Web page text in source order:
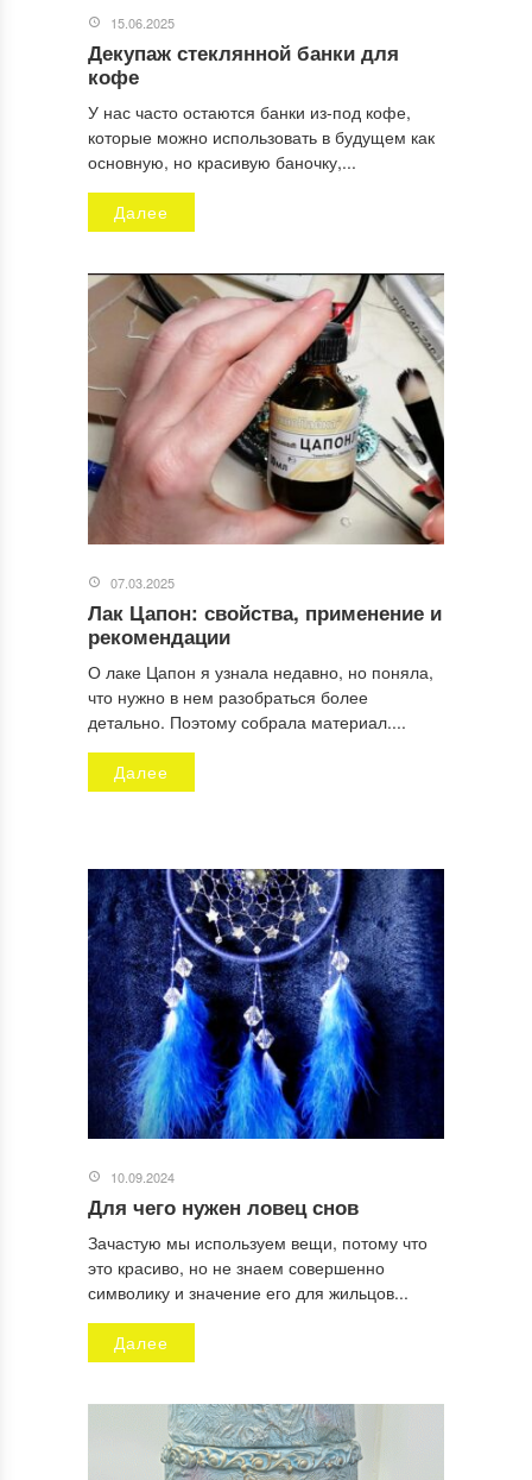
Отправляя заявку, Вы разрешаете сбор и обработку
персональных данных.Политика конфиденциальности
15.06.2025
Декупаж стеклянной банки для
кофе
У нас часто остаются банки из-под кофе,
которые можно использовать в будущем как
основную, но красивую баночку,...
Далее
07.03.2025
Лак Цапон: свойства, применение и
рекомендации
О лаке Цапон я узнала недавно, но поняла,
что нужно в нем разобраться более
детально. Поэтому собрала материал....
Далее
10.09.2024
Для чего нужен ловец снов
Зачастую мы используем вещи, потому что
это красиво, но не знаем совершенно
символику и значение его для жильцов...
Далее